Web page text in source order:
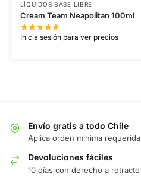
LÍQUIDOS BASE LIBRE
Cream Team Neapolitan 100ml
Inicia sesión para ver precios
Envío gratis a todo Chile
Aplica orden minima requerida
Devoluciones fáciles
10 días con derecho a retracto